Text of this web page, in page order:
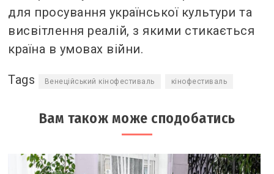
для просування української культури та
висвітлення реалій, з якими стикається
країна в умовах війни.
Tags Венеційський кінофестиваль кінофестиваль
Вам також може сподобатись